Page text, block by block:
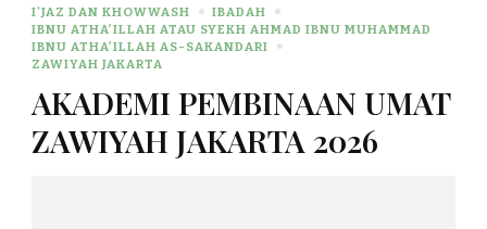
I'JAZ DAN KHOWWASH
IBADAH
IBNU ATHA’ILLAH ATAU SYEKH AHMAD IBNU MUHAMMAD
IBNU ATHA’ILLAH AS-SAKANDARI
ZAWIYAH JAKARTA
AKADEMI PEMBINAAN UMAT
ZAWIYAH JAKARTA 2026